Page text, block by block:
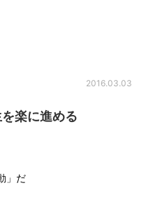
2016.03.03
楽に進める
」だ